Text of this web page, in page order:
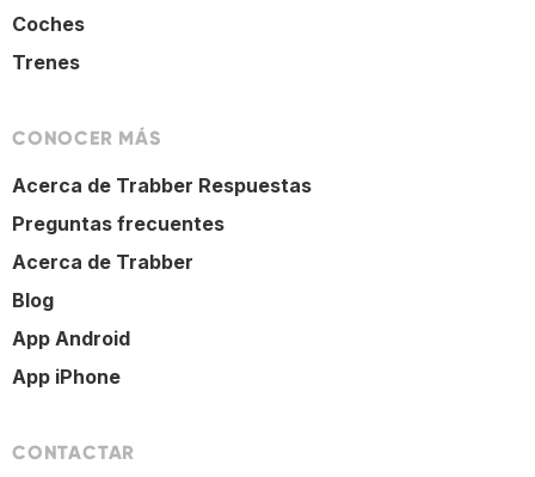
Coches
Trenes
CONOCER MÁS
Acerca de Trabber Respuestas
Preguntas frecuentes
Acerca de Trabber
Blog
App Android
App iPhone
CONTACTAR